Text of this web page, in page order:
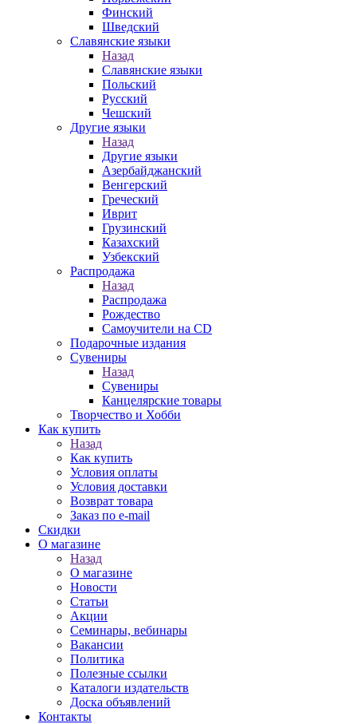
Финский
Шведский
Славянские языки
Назад
Славянские языки
Польский
Русский
Чешский
Другие языки
Назад
Другие языки
Азербайджанский
Венгерский
Греческий
Иврит
Грузинский
Казахский
Узбекский
Распродажа
Назад
Распродажа
Рождество
Самоучители на CD
Подарочные издания
Сувениры
Назад
Сувениры
Канцелярские товары
Творчество и Хобби
Как купить
Назад
Как купить
Условия оплаты
Условия доставки
Возврат товара
Заказ по e-mail
Скидки
О магазине
Назад
О магазине
Новости
Статьи
Акции
Семинары, вебинары
Вакансии
Политика
Полезные ссылки
Каталоги издательств
Доска объявлений
Контакты